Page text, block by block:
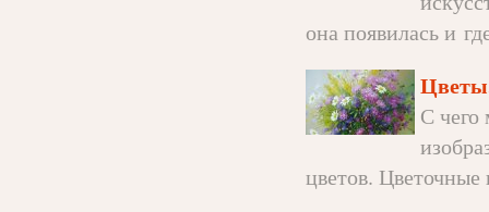
она появилась и
С
цветов.